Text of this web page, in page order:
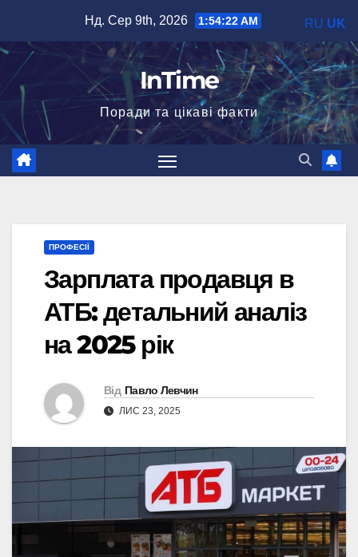
вмісту
Нд. Сер 9th, 2026 1:54:23 AM
InTime
Поради та цікаві факти
ПРОФЕСІЇ
Зарплата продавця в
АТБ: детальний аналіз
на 2025 рік
Від Павло Левчин
ЛИС 23, 2025
RU UK